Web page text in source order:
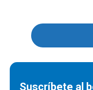
Suscríbete al